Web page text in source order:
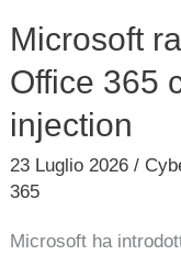
Microsoft
Office 365
injection
23 Luglio 2026/
365
Microsoft ha